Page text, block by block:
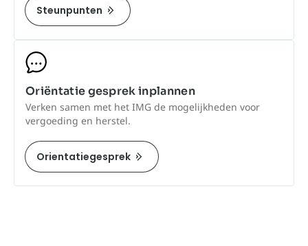
Steunpunten
Oriëntatie gesprek inplannen
Verken samen met het IMG de mogelijkheden voor
vergoeding en herstel.
Orientatiegesprek